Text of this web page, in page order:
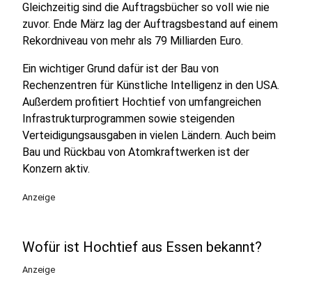
Gleichzeitig sind die Auftragsbücher so voll wie nie
zuvor. Ende März lag der Auftragsbestand auf einem
Rekordniveau von mehr als 79 Milliarden Euro.
Ein wichtiger Grund dafür ist der Bau von
Rechenzentren für Künstliche Intelligenz in den USA.
Außerdem profitiert Hochtief von umfangreichen
Infrastrukturprogrammen sowie steigenden
Verteidigungsausgaben in vielen Ländern. Auch beim
Bau und Rückbau von Atomkraftwerken ist der
Konzern aktiv.
Anzeige
Wofür ist Hochtief aus Essen bekannt?
Anzeige